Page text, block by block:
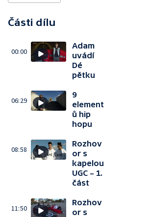
Části dílu
00:00
Adam
uvádí
Dé
pětku
06:29
9
element
ů hip
hopu
08:58
Rozhov
or s
kapelou
UGC – 1.
část
11:50
Rozhov
or s